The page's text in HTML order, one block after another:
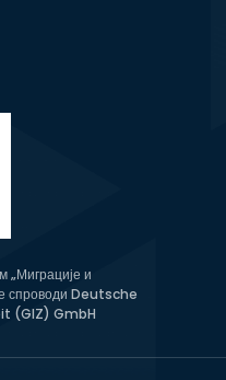
„Миграције и
спроводи Deutsche
(GIZ) GmbH